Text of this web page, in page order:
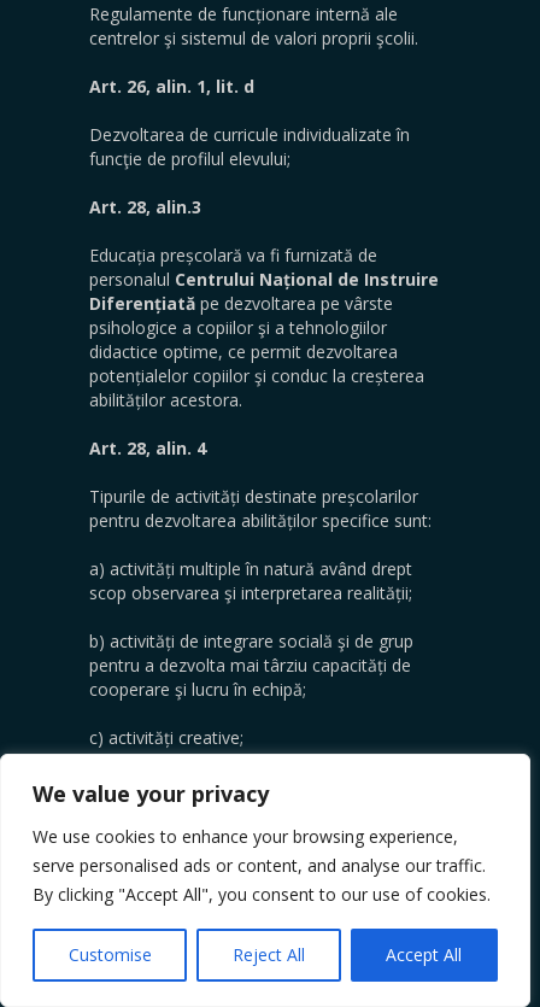
We value your privacy
We use cookies to enhance your browsing experience,
serve personalised ads or content, and analyse our traffic.
By clicking "Accept All", you consent to our use of cookies.
Customise Reject All Accept All
Regulamente de funcționare internă ale
centrelor şi sistemul de valori proprii şcolii.
Art. 26, alin. 1, lit. d
Dezvoltarea de curricule individualizate în
funcţie de profilul elevului;
Art. 28, alin.3
Educația preșcolară va fi furnizată de
personalul Centrului Național de Instruire
Diferențiată pe dezvoltarea pe vârste
psihologice a copiilor şi a tehnologiilor
didactice optime, ce permit dezvoltarea
potențialelor copiilor şi conduc la creșterea
abilităților acestora.
Art. 28, alin. 4
Tipurile de activități destinate preșcolarilor
pentru dezvoltarea abilităților specifice sunt:
a) activități multiple în natură având drept
scop observarea şi interpretarea realității;
b) activități de integrare socială şi de grup
pentru a dezvolta mai târziu capacități de
cooperare şi lucru în echipă;
c) activități creative;
d) activități care să le dezvolte abilitățile
motorii, senzitive sau artistice;
e) activități care să conducă la deprinderea
unui comportament responsabil atât în
natură, cât şi în societate, cu păstrarea
curățeniei şi a normelor de politețe şi sanitare;
de asemenea, activităţi care să conducă la
respectarea muncii altora.